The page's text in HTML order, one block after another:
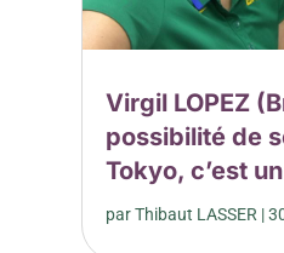
Virgil LOPEZ
possibilité de
Tokyo, c’est
parThibaut LASSER |